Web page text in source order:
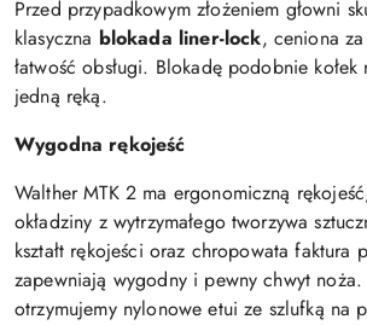
Przed przypadkowym złożeniem głowni
klasyczna blokada liner-lock, ceniona
łatwość obsługi. Blokadę podobnie kołek
jedną ręką.
Wygodna rękojeść
Walther MTK 2 ma ergonomiczną
okładziny z wytrzymałego tworzywa
kształt rękojeści oraz chropowata faktura
zapewniają wygodny i pewny chwyt
otrzymujemy nylonowe etui ze szlufką na